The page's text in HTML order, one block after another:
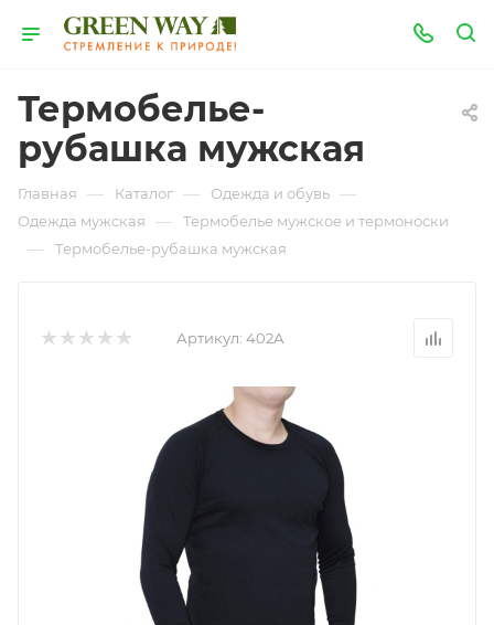
Термобелье-
рубашка мужская
Главная — Каталог — Одежда и обувь —
Одежда мужская — Термобелье мужское и термоноски
— Термобелье-рубашка мужская
Артикул: 402А